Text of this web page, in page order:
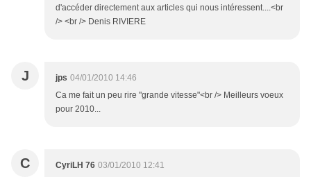
d'accéder directement aux articles qui nous intéressent....<br
/> <br /> Denis RIVIERE
J jps 04/01/2010 14:46
Ca me fait un peu rire "grande vitesse"<br /> Meilleurs voeux
pour 2010...
C CyriLH 76 03/01/2010 12:41